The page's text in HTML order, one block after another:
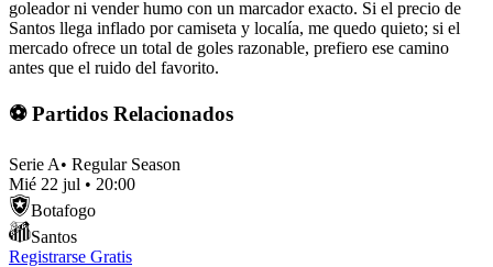
goleador ni vender humo con un marcador exacto. Si el precio de
Santos llega inflado por camiseta y localía, me quedo quieto; si el
mercado ofrece un total de goles razonable, prefiero ese camino
antes que el ruido del favorito.
⚽ Partidos Relacionados
Serie A• Regular Season
Mié 22 jul • 20:00
Botafogo
Santos
Registrarse Gratis